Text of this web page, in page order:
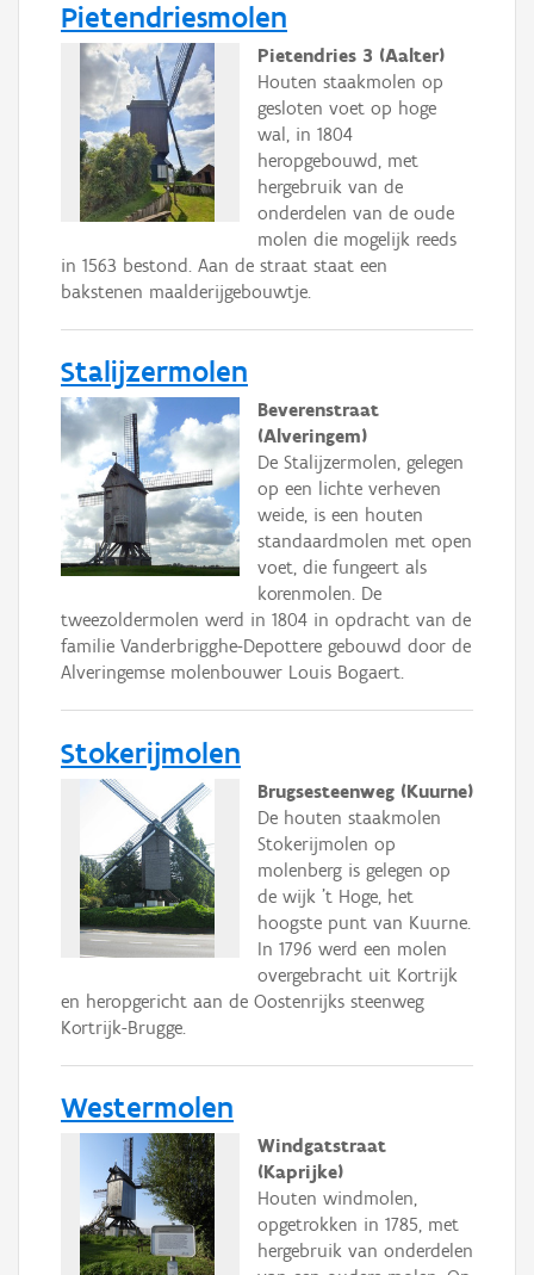
Pietendriesmolen
Pietendries 3 (Aalter)
Houten staakmolen op
gesloten voet op hoge
wal, in 1804
heropgebouwd, met
hergebruik van de
onderdelen van de oude
molen die mogelijk reeds
in 1563 bestond. Aan de straat staat een
bakstenen maalderijgebouwtje.
Stalijzermolen
Beverenstraat
(Alveringem)
De Stalijzermolen, gelegen
op een lichte verheven
weide, is een houten
standaardmolen met open
voet, die fungeert als
korenmolen. De
tweezoldermolen werd in 1804 in opdracht van de
familie Vanderbrigghe-Depottere gebouwd door de
Alveringemse molenbouwer Louis Bogaert.
Stokerijmolen
Brugsesteenweg (Kuurne)
De houten staakmolen
Stokerijmolen op
molenberg is gelegen op
de wijk 't Hoge, het
hoogste punt van Kuurne.
In 1796 werd een molen
overgebracht uit Kortrijk
en heropgericht aan de Oostenrijks steenweg
Kortrijk-Brugge.
Westermolen
Windgatstraat
(Kaprijke)
Houten windmolen,
opgetrokken in 1785, met
hergebruik van onderdelen